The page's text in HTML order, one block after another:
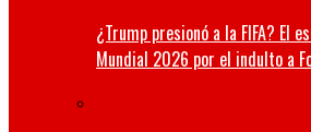
¿Trump presionó a la FIFA? El
Mundial 2026 por el indulto a